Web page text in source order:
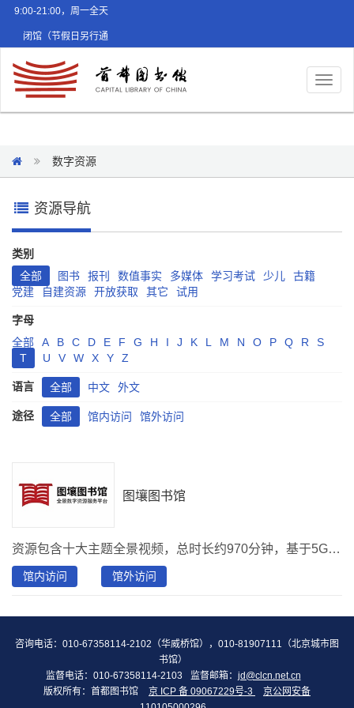
9:00-21:00，周一全天
闭馆（节假日另行通
数字资源
资源导航
类别
全部
图书 报刊 数值事实 多媒体 学习考试 少儿
古籍
党建
自建资源 开放获取 其它 试用
字母
全部
A B C D E F G H I J K L M N O P Q R
S
T
U V W X Y Z
语言 全部 中文 外文
途径 全部 馆内访问 馆外访问
图壤图书馆
资源包含十大主题全景视频，总时长约970分钟，基于5G、VR/AR、超高清等技术，打造沉浸式阅读体验。
馆内访问 馆外访问
咨询电话：010-67358114-2102（华威桥馆），010-81907111（北京城市图
书馆）
监督电话：010-67358114-2103
监督邮箱： jd@clcn.net.cn
版权所有：首都图书馆
京 ICP 备 09067229号-3
京公网安备